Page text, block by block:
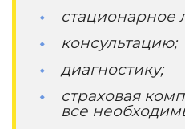
стационарное
консультацию;
диагностику;
страховая
все